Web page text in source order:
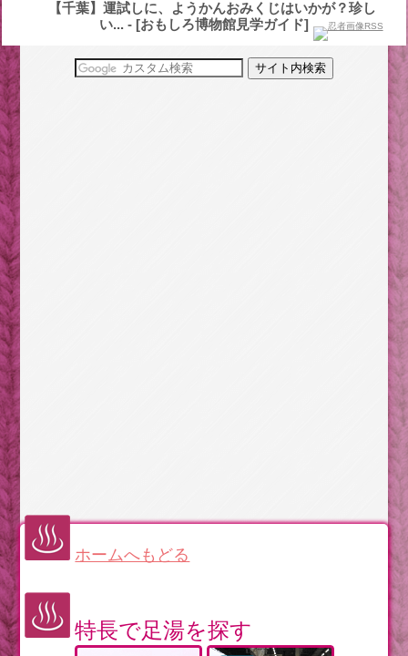
【千葉】運試しに、ようかんおみくじはいかが？珍し
い... - [おもしろ博物館見学ガイド]
ホームへもどる
特長で足湯を探す